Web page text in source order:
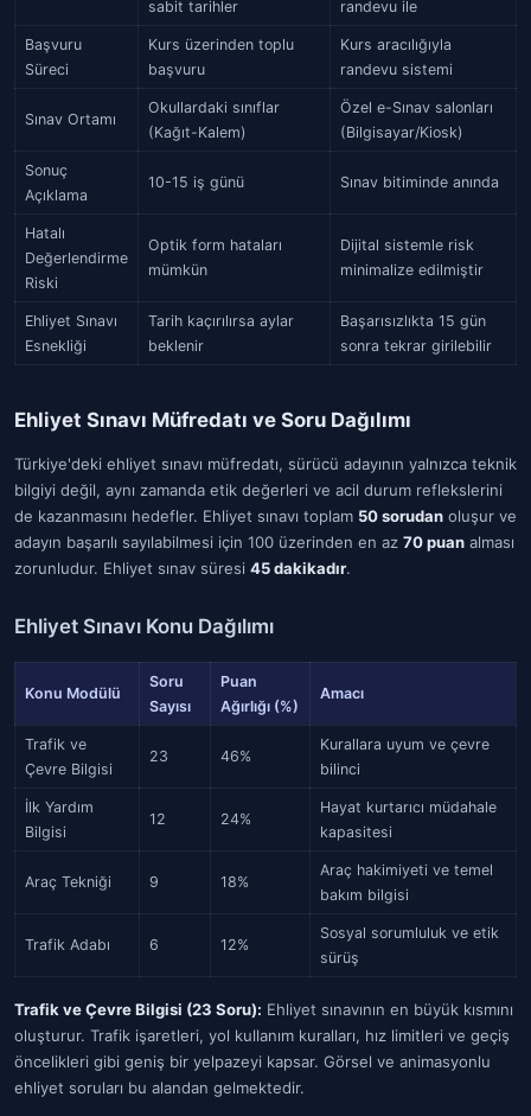
sabit tarihler randevu ile
Başvuru
Süreci
Kurs üzerinden toplu
başvuru
Kurs aracılığıyla
randevu sistemi
Sınav Ortamı
Okullardaki sınıflar
(Kağıt-Kalem)
Özel e-Sınav salonları
(Bilgisayar/Kiosk)
Sonuç
Açıklama
10-15 iş günü Sınav bitiminde anında
Hatalı
Değerlendirme
Riski
Optik form hataları
mümkün
Dijital sistemle risk
minimalize edilmiştir
Ehliyet Sınavı
Esnekliği
Tarih kaçırılırsa aylar
beklenir
Başarısızlıkta 15 gün
sonra tekrar girilebilir
Ehliyet Sınavı Müfredatı ve Soru Dağılımı
Türkiye'deki ehliyet sınavı müfredatı, sürücü adayının yalnızca teknik
bilgiyi değil, aynı zamanda etik değerleri ve acil durum reflekslerini
de kazanmasını hedefler. Ehliyet sınavı toplam 50 sorudan oluşur ve
adayın başarılı sayılabilmesi için 100 üzerinden en az 70 puan alması
zorunludur. Ehliyet sınav süresi 45 dakikadır.
Ehliyet Sınavı Konu Dağılımı
Konu Modülü
Soru
Sayısı
Puan
Ağırlığı (%)
Amacı
Trafik ve
Çevre Bilgisi
23 46%
Kurallara uyum ve çevre
bilinci
İlk Yardım
Bilgisi
12 24%
Hayat kurtarıcı müdahale
kapasitesi
Araç Tekniği 9 18%
Araç hakimiyeti ve temel
bakım bilgisi
Trafik Adabı 6 12%
Sosyal sorumluluk ve etik
sürüş
Trafik ve Çevre Bilgisi (23 Soru): Ehliyet sınavının en büyük kısmını
oluşturur. Trafik işaretleri, yol kullanım kuralları, hız limitleri ve geçiş
öncelikleri gibi geniş bir yelpazeyi kapsar. Görsel ve animasyonlu
ehliyet soruları bu alandan gelmektedir.